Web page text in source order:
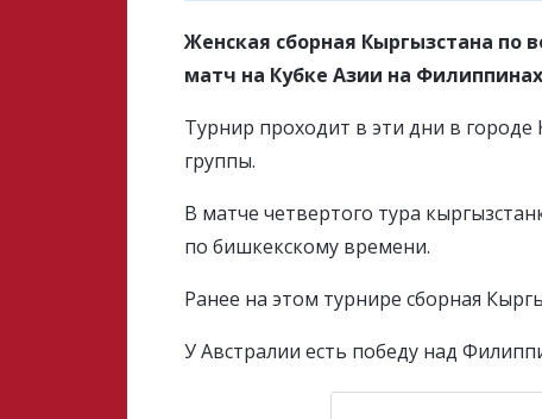
Женская сборная Кыргызстана по
матч на Кубке Азии на
Турнир проходит в эти дни в
группы.
В матче четвертого тура
по бишкекскому времени.
Ранее на этом турнире сборная
У Австралии есть победу над